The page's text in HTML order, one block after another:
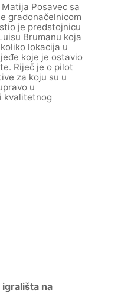
Posavec sa
gradonačelnicom
je predstojnicu
Brumanu koja
lokacija u
koje je ostavio
Riječ je o pilot
za koju su u
u
kvalitetnog
na